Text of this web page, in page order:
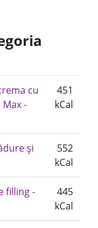
cu
-
451
kCal
și
552
kCal
filling -
445
kCal